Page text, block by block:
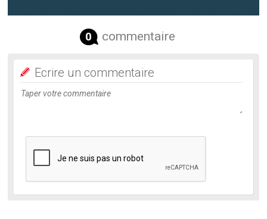
0 commentaire
Ecrire un commentaire